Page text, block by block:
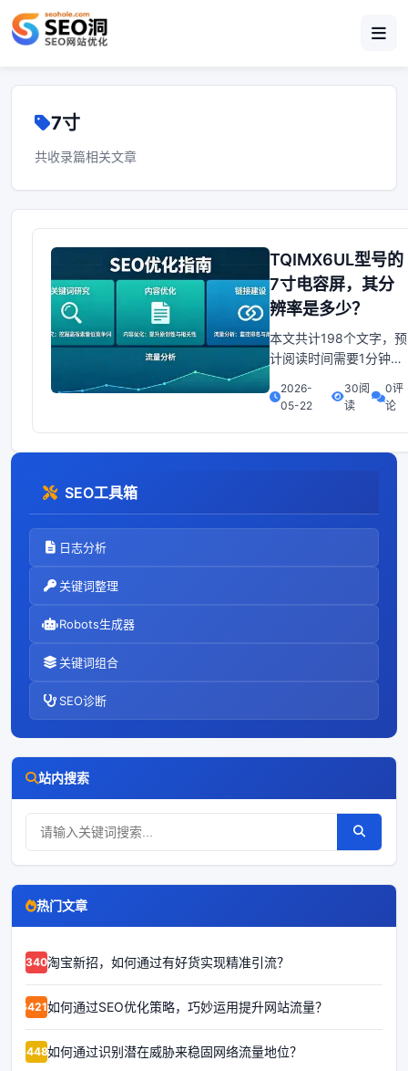
7寸
共收录篇相关文章
TQIMX6UL型号的
7寸电容屏，其分
辨率是多少？
本文共计198个文字，预
计阅读时间需要1分钟。
TQIMX6UL+TQIMX6UL
TN92屏+现修改分辨率
为1024x600的7寸高清
TQIMX6
2026-
05-22
30阅
读
0评
论
SEO工具箱
日志分析
关键词整理
Robots生成器
关键词组合
SEO诊断
站内搜索
热门文章
63403淘宝新招，如何通过有好货实现精准引流？
64211如何通过SEO优化策略，巧妙运用提升网站流量？
64481如何通过识别潜在威胁来稳固网络流量地位？